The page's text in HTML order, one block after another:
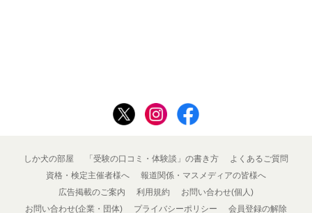
しか犬の部屋 「受験の口コミ・体験談」の書き方
よくあるご質問
資格・検定主催者様へ
報道関係・マスメディアの皆様へ
広告掲載のご案内
利用規約
お問い合わせ(個人)
お問い合わせ(企業・団体)
プライバシーポリシー 会員登録の解除